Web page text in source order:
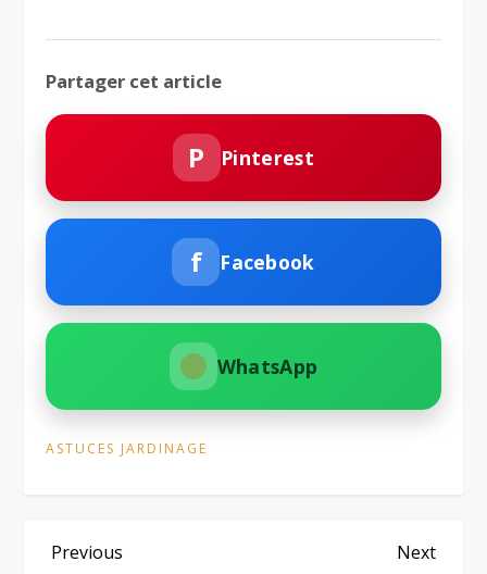
Partager cet article
P Pinterest
f Facebook
WhatsApp
ASTUCES JARDINAGE
N
Previous
Previous
Next
Next